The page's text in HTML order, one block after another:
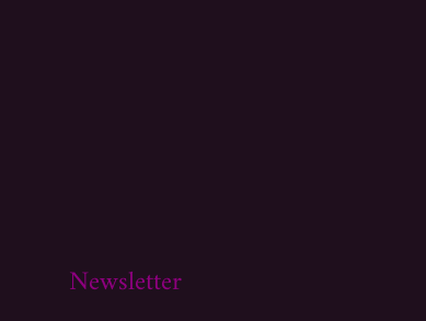
Newsletter